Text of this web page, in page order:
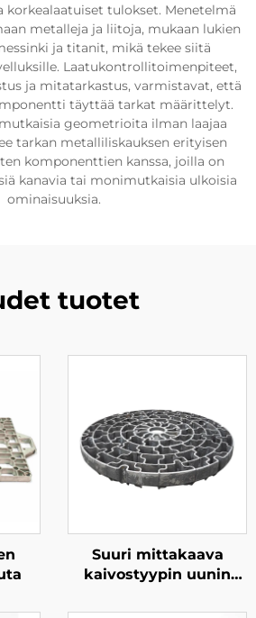
korkealaatuiset tulokset. Menetelmä
metalleja ja liitoja, mukaan lukien
ja titanit, mikä tekee siitä
Laatukontrollitoimenpiteet,
ja mitatarkastus, varmistavat, että
täyttää tarkat määrittelyt.
geometrioita ilman laajaa
tarkan metalliliskauksen erityisen
komponenttien kanssa, joilla on
kanavia tai monimutkaisia ulkoisia
ominaisuuksia.
tuotet
Suuri mittakaava
kaivostyypin uunin